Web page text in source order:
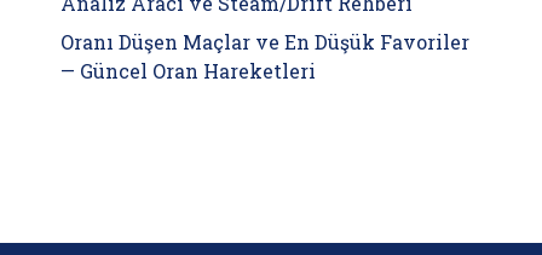
Oranı Düşen Maçlar ve En Düşük Favoriler
— Güncel Oran Hareketleri